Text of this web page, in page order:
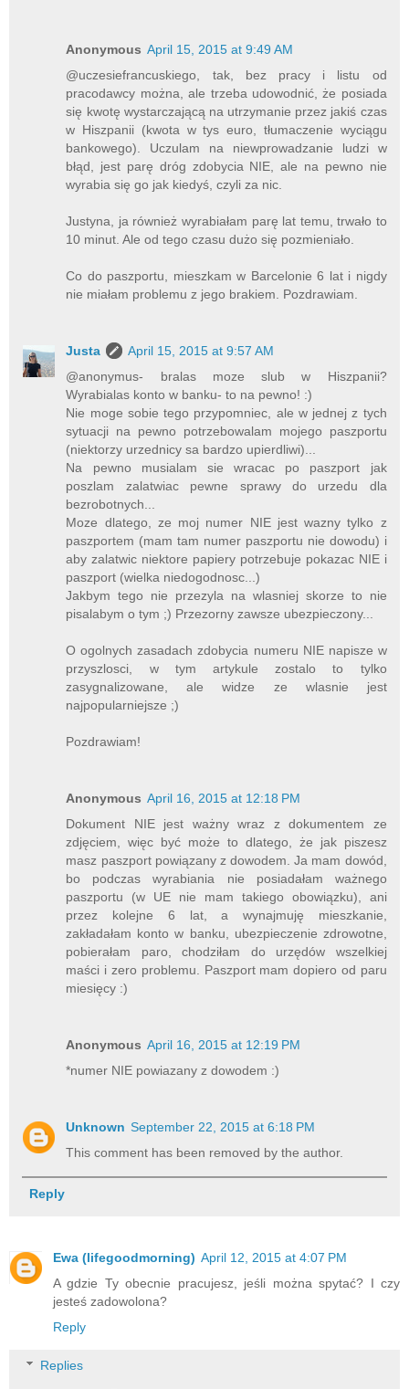
Anonymous April 15, 2015 at 9:49 AM
@uczesiefrancuskiego, tak, bez pracy i listu od
pracodawcy można, ale trzeba udowodnić, że posiada
się kwotę wystarczającą na utrzymanie przez jakiś czas
w Hiszpanii (kwota w tys euro, tłumaczenie wyciągu
bankowego). Uczulam na niewprowadzanie ludzi w
błąd, jest parę dróg zdobycia NIE, ale na pewno nie
wyrabia się go jak kiedyś, czyli za nic.
Justyna, ja również wyrabiałam parę lat temu, trwało to
10 minut. Ale od tego czasu dużo się pozmieniało.
Co do paszportu, mieszkam w Barcelonie 6 lat i nigdy
nie miałam problemu z jego brakiem. Pozdrawiam.
Justa
April 15, 2015 at 9:57 AM
@anonymus- bralas moze slub w Hiszpanii?
Wyrabialas konto w banku- to na pewno! :)
Nie moge sobie tego przypomniec, ale w jednej z tych
sytuacji na pewno potrzebowalam mojego paszportu
(niektorzy urzednicy sa bardzo upierdliwi)...
Na pewno musialam sie wracac po paszport jak
poszlam zalatwiac pewne sprawy do urzedu dla
bezrobotnych...
Moze dlatego, ze moj numer NIE jest wazny tylko z
paszportem (mam tam numer paszportu nie dowodu) i
aby zalatwic niektore papiery potrzebuje pokazac NIE i
paszport (wielka niedogodnosc...)
Jakbym tego nie przezyla na wlasniej skorze to nie
pisalabym o tym ;) Przezorny zawsze ubezpieczony...
O ogolnych zasadach zdobycia numeru NIE napisze w
przyszlosci, w tym artykule zostalo to tylko
zasygnalizowane, ale widze ze wlasnie jest
najpopularniejsze ;)
Pozdrawiam!
Anonymous April 16, 2015 at 12:18 PM
Dokument NIE jest ważny wraz z dokumentem ze
zdjęciem, więc być może to dlatego, że jak piszesz
masz paszport powiązany z dowodem. Ja mam dowód,
bo podczas wyrabiania nie posiadałam ważnego
paszportu (w UE nie mam takiego obowiązku), ani
przez kolejne 6 lat, a wynajmuję mieszkanie,
zakładałam konto w banku, ubezpieczenie zdrowotne,
pobierałam paro, chodziłam do urzędów wszelkiej
maści i zero problemu. Paszport mam dopiero od paru
miesięcy :)
Anonymous April 16, 2015 at 12:19 PM
*numer NIE powiazany z dowodem :)
Unknown September 22, 2015 at 6:18 PM
This comment has been removed by the author.
Reply
Ewa (lifegoodmorning) April 12, 2015 at 4:07 PM
A gdzie Ty obecnie pracujesz, jeśli można spytać? I czy
jesteś zadowolona?
Reply
Replies